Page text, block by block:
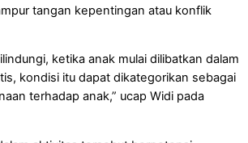
tangan kepentingan atau konflik
ketika anak mulai dilibatkan dalam
kondisi itu dapat dikategorikan sebagai
terhadap anak,” ucap Widi pada